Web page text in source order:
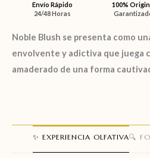
Envío Rápido
24/48 Horas
100%
Noble Blush se presenta como
envolvente y adictiva que juega
amaderado de una forma
✨ EXPERIENCIA OLFATIVA🔍